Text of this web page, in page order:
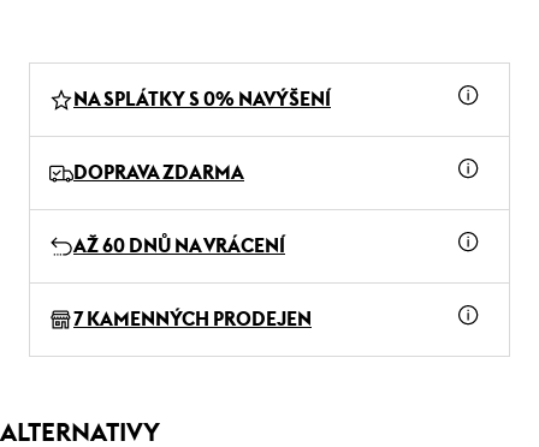
NA SPLÁTKY S 0% NAVÝŠENÍ
DOPRAVA ZDARMA
AŽ 60 DNŮ NA VRÁCENÍ
7 KAMENNÝCH PRODEJEN
ALTERNATIVY